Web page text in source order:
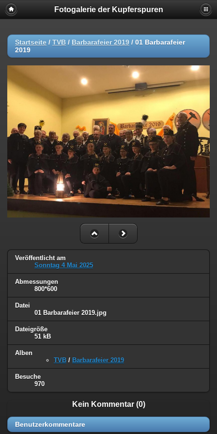
Fotogalerie der Kupferspuren
Startseite / TVB / Barbarafeier 2019 / 01 Barbarafeier
2019
Veröffentlicht am
Sonntag 4 Mai 2025
Abmessungen
800*600
Datei
01 Barbarafeier 2019.jpg
Dateigröße
51 kB
Alben
TVB / Barbarafeier 2019
Besuche
970
Kein Kommentar (0)
Benutzerkommentare